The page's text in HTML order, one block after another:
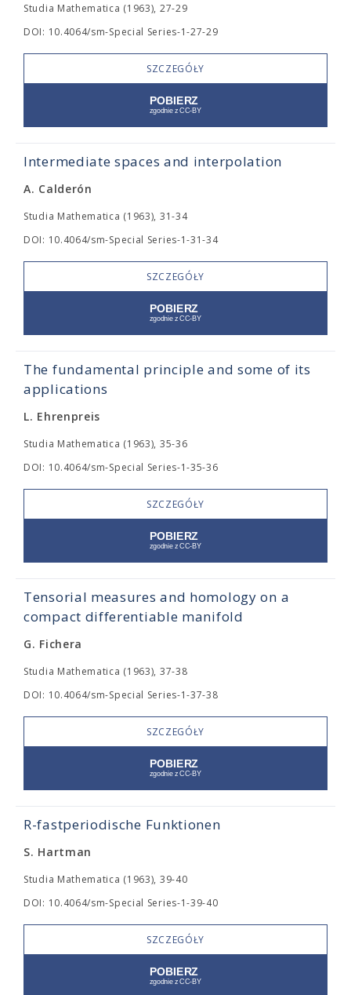
Studia Mathematica (1963), 27-29
DOI: 10.4064/sm-Special Series-1-27-29
SZCZEGÓŁY
Intermediate spaces and interpolation
A. Calderón
Studia Mathematica (1963), 31-34
DOI: 10.4064/sm-Special Series-1-31-34
SZCZEGÓŁY
The fundamental principle and some of its
applications
L. Ehrenpreis
Studia Mathematica (1963), 35-36
DOI: 10.4064/sm-Special Series-1-35-36
SZCZEGÓŁY
Tensorial measures and homology on a
compact differentiable manifold
G. Fichera
Studia Mathematica (1963), 37-38
DOI: 10.4064/sm-Special Series-1-37-38
SZCZEGÓŁY
R-fastperiodische Funktionen
S. Hartman
Studia Mathematica (1963), 39-40
DOI: 10.4064/sm-Special Series-1-39-40
SZCZEGÓŁY